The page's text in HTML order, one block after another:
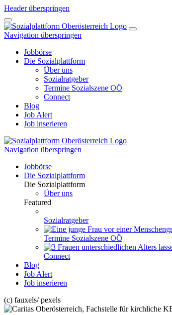
Header überspringen
Navigation überspringen
Jobbörse
Die Sozialplattform
Über uns
Sozialratgeber
Termine Sozialszene OÖ
Connect
Blog
Job Alert
Job inserieren
Navigation überspringen
Jobbörse
Die Sozialplattform
Die Sozialplattform
Über uns
Featured
Sozialratgeber
Termine Sozialszene OÖ
Connect
Blog
Job Alert
Job inserieren
(c) fauxels/ pexels